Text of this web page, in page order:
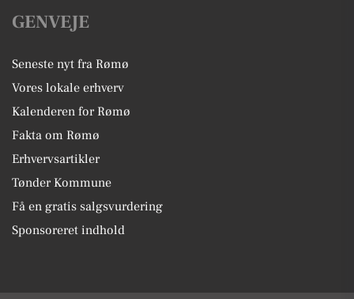
GENVEJE
Seneste nyt fra Rømø
Vores lokale erhverv
Kalenderen for Rømø
Fakta om Rømø
Erhvervsartikler
Tønder Kommune
Få en gratis salgsvurdering
Sponsoreret indhold